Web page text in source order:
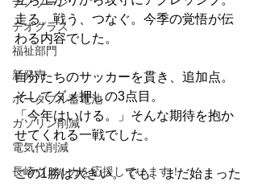
デオグラス
福祉部門
新発売
ポータブル蓄電池
ガソリン削減
電気代削減
長崎ヴェルカを応援しています！
走る、戦う、つなぐ。今季の覚悟が伝
わる内容でした。
自分たちのサッカーを貫き、追加点。
そしてダメ押しの3点目。
「今年はいける。」そんな期待を抱か
せてくれる一戦でした。
この1勝は大きい。でも、まだ始まった